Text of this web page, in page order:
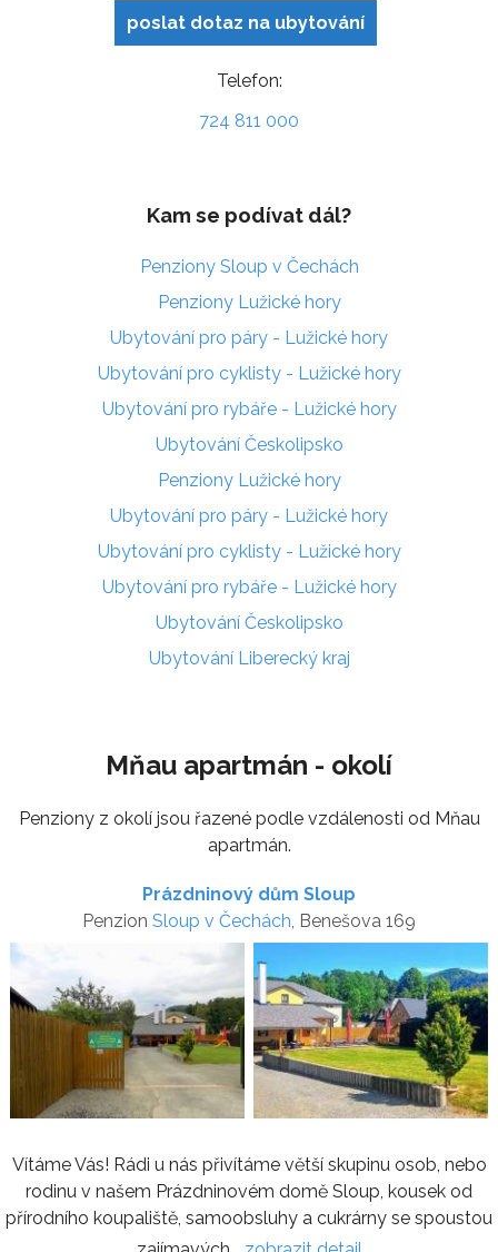
poslat dotaz na ubytování
Telefon:
724 811 000
Kam se podívat dál?
Penziony Sloup v Čechách
Penziony Lužické hory
Ubytování pro páry - Lužické hory
Ubytování pro cyklisty - Lužické hory
Ubytování pro rybáře - Lužické hory
Ubytování Českolipsko
Penziony Lužické hory
Ubytování pro páry - Lužické hory
Ubytování pro cyklisty - Lužické hory
Ubytování pro rybáře - Lužické hory
Ubytování Českolipsko
Ubytování Liberecký kraj
Mňau apartmán - okolí
Penziony z okolí jsou řazené podle vzdálenosti od Mňau
apartmán.
Prázdninový dům Sloup
Penzion Sloup v Čechách, Benešova 169
Vítáme Vás! Rádi u nás přivítáme větší skupinu osob, nebo
rodinu v našem Prázdninovém domě Sloup, kousek od
přírodního koupaliště, samoobsluhy a cukrárny se spoustou